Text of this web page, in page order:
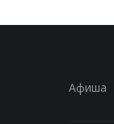
Афиша